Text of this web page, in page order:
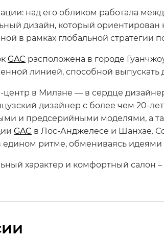
над его обликом работала
дизайн, который
в рамках глобальной
GAC расположена в городе
линией, способной
центр в Милане — в сердце
дизайнер с более чем 20-
и предсерийными моделями, а
GAC в Лос-Анджелесе и Шанхае.
едином ритме, обмениваясь
характер и комфортный салон